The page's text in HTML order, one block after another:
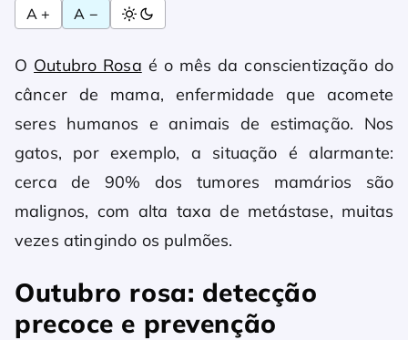
A + A −
O Outubro Rosa é o mês da conscientização do
câncer de mama, enfermidade que acomete
seres humanos e animais de estimação. Nos
gatos, por exemplo, a situação é alarmante:
cerca de 90% dos tumores mamários são
malignos, com alta taxa de metástase, muitas
vezes atingindo os pulmões.
Outubro rosa: detecção
precoce e prevenção